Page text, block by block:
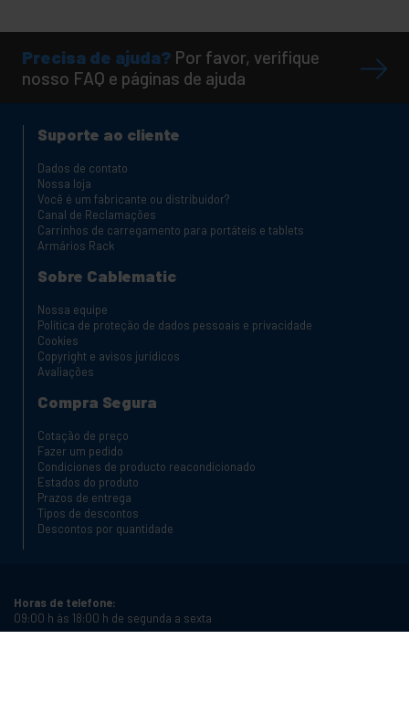
Precisa de ajuda? Por favor, verifique
nosso FAQ e páginas de ajuda
Suporte ao cliente
Dados de contato
Nossa loja
Você é um fabricante ou distribuidor?
Canal de Reclamações
Carrinhos de carregamento para portáteis e tablets
Armários Rack
Sobre Cablematic
Nossa equipe
Política de proteção de dados pessoais e privacidade
Cookies
Copyright e avisos jurídicos
Avaliações
Compra Segura
Cotação de preço
Fazer um pedido
Condiciones de producto reacondicionado
Estados do produto
Prazos de entrega
Tipos de descontos
Descontos por quantidade
Horas de telefone:
09:00 h às 18:00 h de segunda a sexta